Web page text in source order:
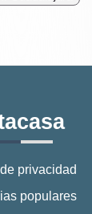
privacidad
populares